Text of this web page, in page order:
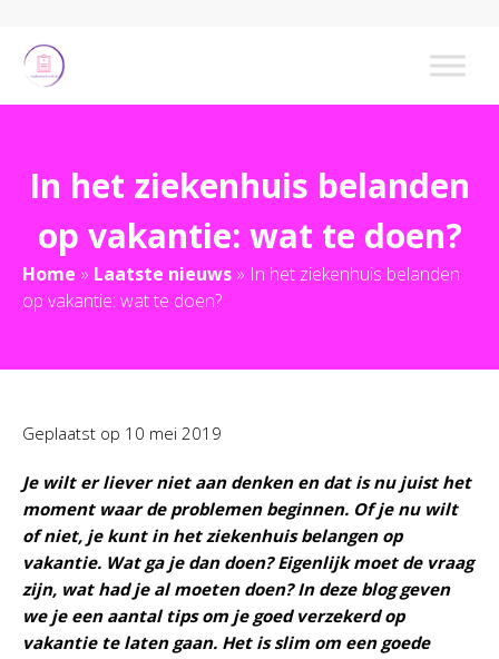
In het ziekenhuis belanden
op vakantie: wat te doen?
Home » Laatste nieuws » In het ziekenhuis belanden
op vakantie: wat te doen?
Geplaatst op 10 mei 2019
Je wilt er liever niet aan denken en dat is nu juist het
moment waar de problemen beginnen. Of je nu wilt
of niet, je kunt in het ziekenhuis belangen op
vakantie. Wat ga je dan doen? Eigenlijk moet de vraag
zijn, wat had je al moeten doen? In deze blog geven
we je een aantal tips om je goed verzekerd op
vakantie te laten gaan. Het is slim om een goede